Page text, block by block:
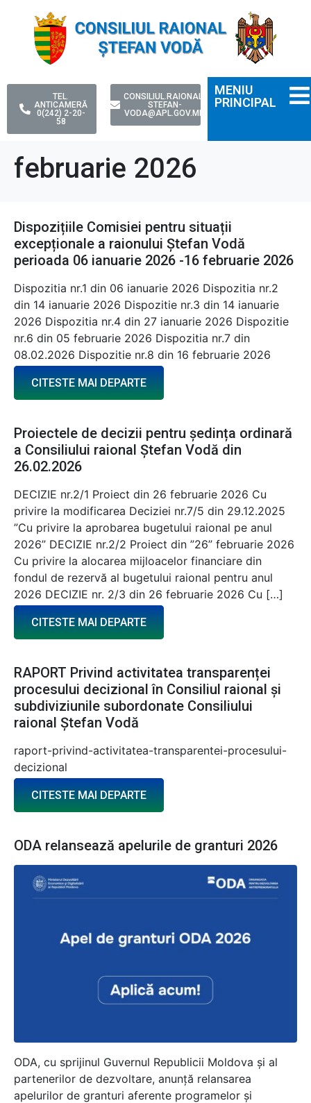
TEL.
ANTICAMERĂ
0(242) 2-20-
58
CONSILIUL.RAIONAL-
STEFAN-
VODA@APL.GOV.MD
MENIU
PRINCIPAL
februarie 2026
Dispozițiile Comisiei pentru situații
excepționale a raionului Ștefan Vodă
perioada 06 ianuarie 2026 -16 februarie 2026
Dispozitia nr.1 din 06 ianuarie 2026 Dispozitia nr.2
din 14 ianuarie 2026 Dispozitie nr.3 din 14 ianuarie
2026 Dispozitia nr.4 din 27 ianuarie 2026 Dispozitie
nr.6 din 05 februarie 2026 Dispozitia nr.7 din
08.02.2026 Dispozitie nr.8 din 16 februarie 2026
CITESTE MAI DEPARTE
Proiectele de decizii pentru ședința ordinară
a Consiliului raional Ștefan Vodă din
26.02.2026
DECIZIE nr.2/1 Proiect din 26 februarie 2026 Cu
privire la modificarea Deciziei nr.7/5 din 29.12.2025
”Cu privire la aprobarea bugetului raional pe anul
2026” DECIZIE nr.2/2 Proiect din ”26” februarie 2026
Cu privire la alocarea mijloacelor financiare din
fondul de rezervă al bugetului raional pentru anul
2026 DECIZIE nr. 2/3 din 26 februarie 2026 Cu […]
CITESTE MAI DEPARTE
RAPORT Privind activitatea transparenței
procesului decizional în Consiliul raional și
subdiviziunile subordonate Consiliului
raional Ștefan Vodă
raport-privind-activitatea-transparentei-procesului-
decizional
CITESTE MAI DEPARTE
ODA relansează apelurile de granturi 2026
ODA, cu sprijinul Guvernul Republicii Moldova și al
partenerilor de dezvoltare, anunță relansarea
apelurilor de granturi aferente programelor și